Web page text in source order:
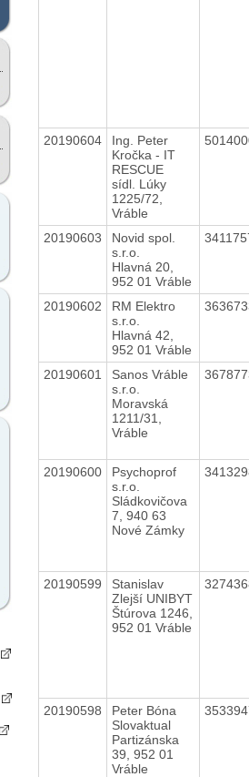
20190604
Ing. Peter
Kročka - IT
RESCUE
sídl. Lúky
1225/72,
Vráble
20190603
Novid spol.
s.r.o.
Hlavná 20,
952 01 Vráble
20190602
RM Elektro
s.r.o.
Hlavná 42,
952 01 Vráble
20190601
Sanos Vráble
s.r.o.
Moravská
1211/31,
Vráble
20190600
Psychoprof
s.r.o.
Sládkovičova
7, 940 63
Nové Zámky
20190599
Stanislav
Zlejší UNIBYT
Štúrova 1246,
952 01 Vráble
20190598
Peter Bóna
Slovaktual
Partizánska
39, 952 01
Vráble